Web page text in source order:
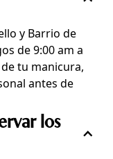
y Barrio de
de 9:00 am a
tu manicura,
antes de
los